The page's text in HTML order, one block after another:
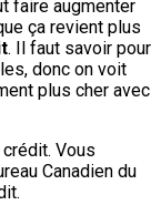
faire augmenter
ça revient plus
. Il faut savoir pour
donc on voit
plus cher avec
Vous
Canadien du